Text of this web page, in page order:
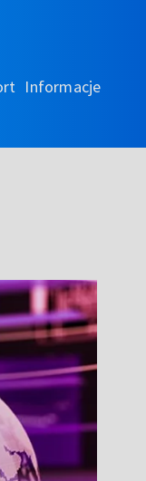
Informacje